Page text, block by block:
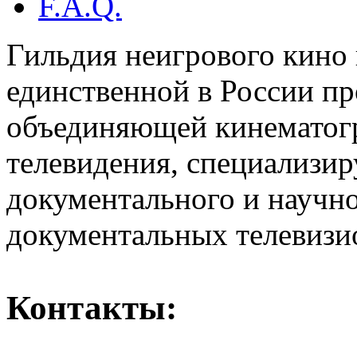
Гильдия неигрового кино
единственной в России
объединяющей
телевидения,
документального и
документальных
Контакты: